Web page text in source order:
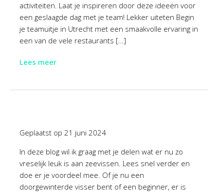
activiteiten. Laat je inspireren door deze ideeën voor
een geslaagde dag met je team! Lekker uiteten Begin
je teamuitje in Utrecht met een smaakvolle ervaring in
een van de vele restaurants […]
Lees meer
Geplaatst op 21 juni 2024
In deze blog wil ik graag met je delen wat er nu zo
vreselijk leuk is aan zeevissen. Lees snel verder en
doe er je voordeel mee. Of je nu een
doorgewinterde visser bent of een beginner, er is